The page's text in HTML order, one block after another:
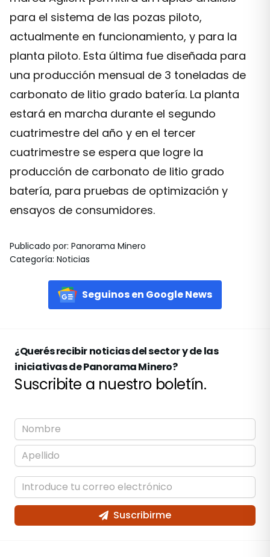
para el sistema de las pozas piloto,
actualmente en funcionamiento, y para la
planta piloto. Esta última fue diseñada para
una producción mensual de 3 toneladas de
carbonato de litio grado batería. La planta
estará en marcha durante el segundo
cuatrimestre del año y en el tercer
cuatrimestre se espera que logre la
producción de carbonato de litio grado
batería, para pruebas de optimización y
ensayos de consumidores.
Publicado por: Panorama Minero
Categoría: Noticias
Seguinos en Google News
¿Querés recibir noticias del sector y de las
iniciativas de Panorama Minero?
Suscribite a nuestro boletín.
Suscribirme